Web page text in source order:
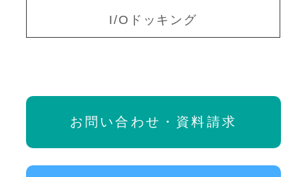
I/Oドッキング
お問い合わせ・資料請求